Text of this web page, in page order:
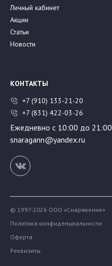
Личный кабинет
Акции
Статьи
Новости
КОНТАКТЫ
+7 (910) 133-21-20
+7 (831) 422-03-26
Ежедневно с 10:00 до 21:00
snaragann@yandex.ru
© 1997-2026 ООО «Снаряжение»
Политика конфиденциальности
Оферта
Реквизиты